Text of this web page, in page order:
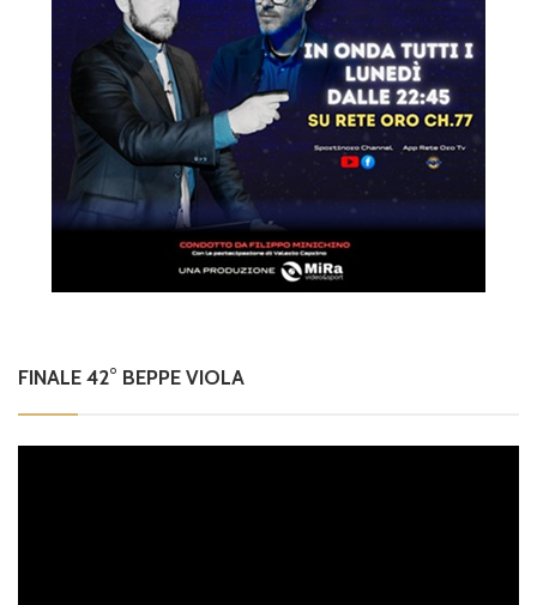
FINALE 42° BEPPE VIOLA